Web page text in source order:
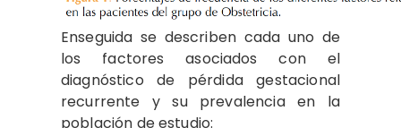
Enseguida se describen cada uno de
los factores asociados con el
diagnóstico de pérdida gestacional
recurrente y su prevalencia en la
población de estudio: